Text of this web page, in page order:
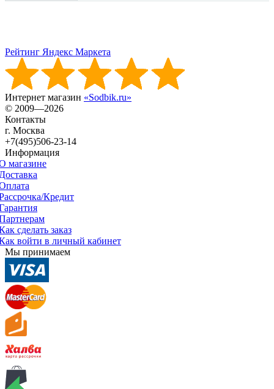
Рейтинг Яндекс Маркета
Интернет магазин «Sodbik.ru»
© 2009—2026
Контакты
г. Москва
+7(495)506-23-14
Информация
магазине
Кредит
сделать заказ
войти в личный кабинет
Мы принимаем